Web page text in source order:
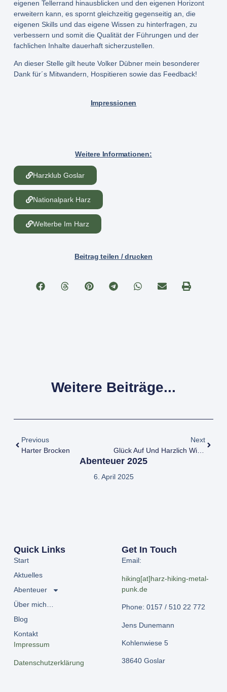
eigenen Tellerrand hinausblicken und den eigenen Horizont
erweitern kann, es spornt gleichzeitig gegenseitig an, die
eigenen Skills und das eigene Wissen zu hinterfragen, zu
verbessern und somit die Qualität der Führungen und der
fachlichen Inhalte dauerhaft sicherzustellen.
An dieser Stelle gilt heute Volker Dübner mein besonderer
Dank für´s Mitwandern, Hospitieren sowie das Feedback!
Impressionen
Weitere Informationen:
Harzklub Goslar
Nationalpark Harz
Welterbe Im Harz
Beitrag teilen / drucken
Weitere Beiträge...
Previous
Harter Brocken
Next
Glück Auf Und Harzlich Willkommen!
Abenteuer 2025
6. April 2025
Quick Links
Start
Aktuelles
Abenteuer
Über mich…
Blog
Kontakt
Impressum
Datenschutzerklärung
Get In Touch
Email:
hiking[at]harz-hiking-metal-
punk.de
Phone: 0157 / 510 22 772
Jens Dunemann
Kohlenwiese 5
38640 Goslar